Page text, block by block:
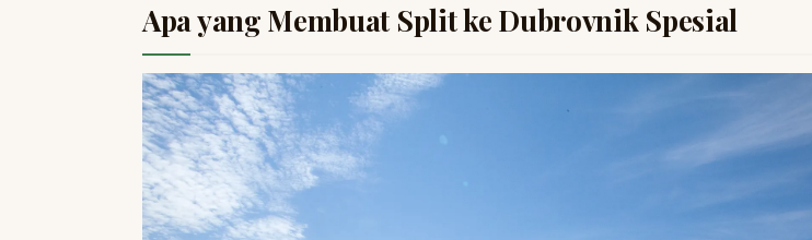
Apa yang Membuat Split ke Dubrovnik Spesial